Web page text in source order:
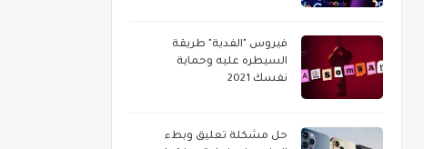
فيروس "الفدية" طريقة
السيطره عليه وحماية
نفسك 2021
حل مشكلة تعليق وبطء